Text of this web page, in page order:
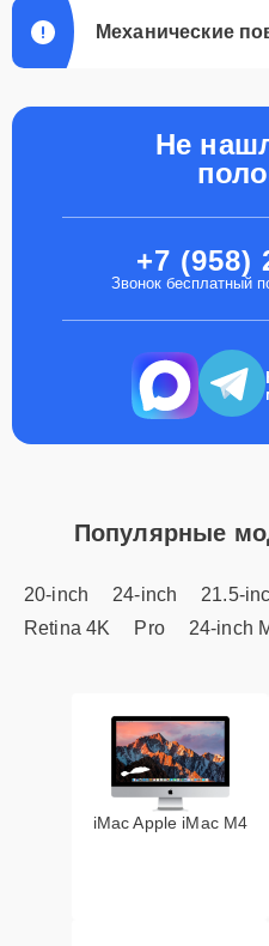
Механические
Не
+7 (958)
Звонок бесплатный
Популярные
20-inch 24-inch 21.5-
Retina 4K
Pro 24-inch
iMac Apple iMac M4